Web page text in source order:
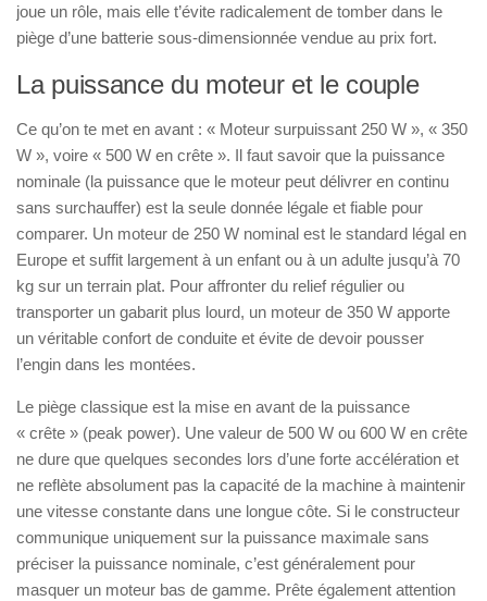
joue un rôle, mais elle t’évite radicalement de tomber dans le
piège d’une batterie sous-dimensionnée vendue au prix fort.
La puissance du moteur et le couple
Ce qu’on te met en avant : « Moteur surpuissant 250 W », « 350
W », voire « 500 W en crête ». Il faut savoir que la puissance
nominale (la puissance que le moteur peut délivrer en continu
sans surchauffer) est la seule donnée légale et fiable pour
comparer. Un moteur de 250 W nominal est le standard légal en
Europe et suffit largement à un enfant ou à un adulte jusqu’à 70
kg sur un terrain plat. Pour affronter du relief régulier ou
transporter un gabarit plus lourd, un moteur de 350 W apporte
un véritable confort de conduite et évite de devoir pousser
l’engin dans les montées.
Le piège classique est la mise en avant de la puissance
« crête » (peak power). Une valeur de 500 W ou 600 W en crête
ne dure que quelques secondes lors d’une forte accélération et
ne reflète absolument pas la capacité de la machine à maintenir
une vitesse constante dans une longue côte. Si le constructeur
communique uniquement sur la puissance maximale sans
préciser la puissance nominale, c’est généralement pour
masquer un moteur bas de gamme. Prête également attention